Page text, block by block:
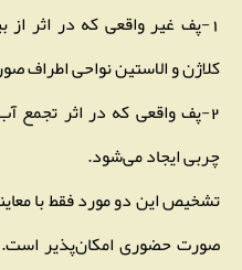
1-پف غیر واقعی که در اثر
کلاژن و الاستین نواحی اطراف
چربی ایجاد می‌شود.
تشخیص این دو مورد فقط با
صورت حضوری امکان‌پذیر است.